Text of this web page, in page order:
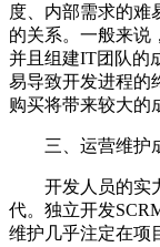
度、内部需求的难
的关系。一般来说
并且组建IT团队的
易导致开发进程的
购买将带来较大的
三、运营维护
开发人员的实力
代。独立开发
维护几乎注定在项